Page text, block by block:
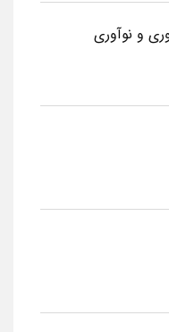
و نوآوری